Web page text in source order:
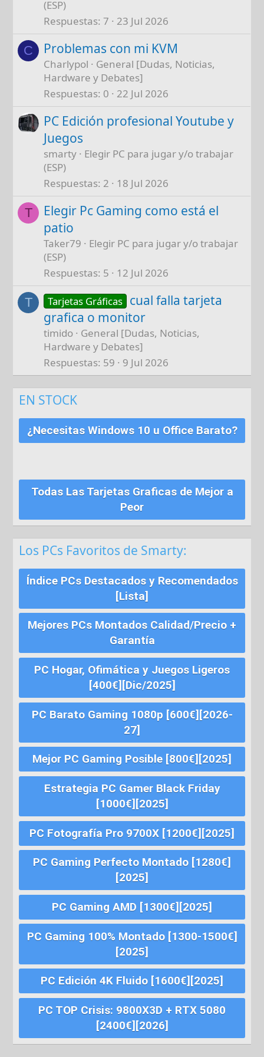
(ESP)
Respuestas 7 23 Jul 2026
C Problemas con mi KVM
Charlypol
General [Dudas, Noticias,
Hardware y Debates]
Respuestas 0 22 Jul 2026
PC Edición profesional Youtube y
Juegos
smarty
Elegir PC para jugar y/o trabajar
(ESP)
Respuestas 2 18 Jul 2026
T
Elegir Pc Gaming como está el
patio
Taker79
Elegir PC para jugar y/o trabajar
(ESP)
Respuestas 5 12 Jul 2026
T Tarjetas Gráficas cual falla tarjeta
grafica o monitor
timido
General [Dudas, Noticias,
Hardware y Debates]
Respuestas 59 9 Jul 2026
EN STOCK
¿Necesitas Windows 10 u Office Barato?
Todas Las Tarjetas Graficas de Mejor a
Peor
Los PCs Favoritos de Smarty:
Índice PCs Destacados y Recomendados
[Lista]
Mejores PCs Montados Calidad/Precio +
Garantía
PC Hogar, Ofimática y Juegos Ligeros
[400€][Dic/2025]
PC Barato Gaming 1080p [600€][2026-
27]
Mejor PC Gaming Posible [800€][2025]
Estrategia PC Gamer Black Friday
[1000€][2025]
PC Fotografía Pro 9700X [1200€][2025]
PC Gaming Perfecto Montado [1280€]
[2025]
PC Gaming AMD [1300€][2025]
PC Gaming 100% Montado [1300-1500€]
[2025]
PC Edición 4K Fluido [1600€][2025]
PC TOP Crisis: 9800X3D + RTX 5080
[2400€][2026]